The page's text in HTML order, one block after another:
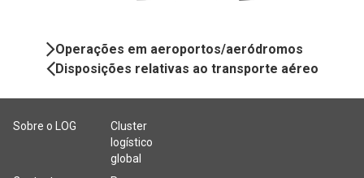
Book
Navigation
Disposições relativas ao transporte aéreo
Operações em aeroportos/aeródromos
Sobre o LOG
Cluster
logístico
global